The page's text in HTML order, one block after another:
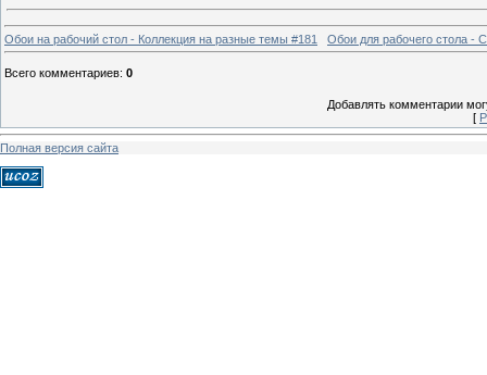
Обои на рабочий стол - Коллекция на разные темы #181 Обои для рабочего стола -
Всего комментариев: 0
Добавлять комментарии
[
Полная версия сайта